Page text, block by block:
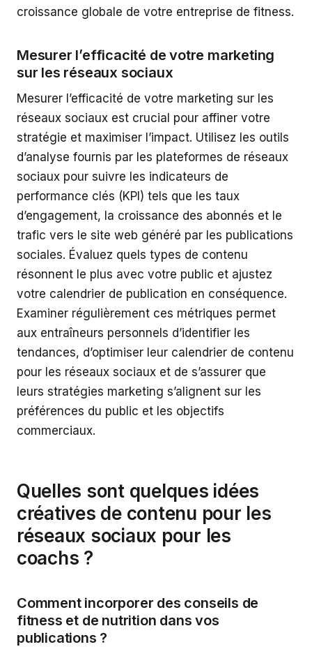
croissance globale de votre entreprise de fitness.
Mesurer l’efficacité de votre marketing
sur les réseaux sociaux
Mesurer l’efficacité de votre marketing sur les
réseaux sociaux est crucial pour affiner votre
stratégie et maximiser l’impact. Utilisez les outils
d’analyse fournis par les plateformes de réseaux
sociaux pour suivre les indicateurs de
performance clés (KPI) tels que les taux
d’engagement, la croissance des abonnés et le
trafic vers le site web généré par les publications
sociales. Évaluez quels types de contenu
résonnent le plus avec votre public et ajustez
votre calendrier de publication en conséquence.
Examiner régulièrement ces métriques permet
aux entraîneurs personnels d’identifier les
tendances, d’optimiser leur calendrier de contenu
pour les réseaux sociaux et de s’assurer que
leurs stratégies marketing s’alignent sur les
préférences du public et les objectifs
commerciaux.
Quelles sont quelques idées
créatives de contenu pour les
réseaux sociaux pour les
coachs ?
Comment incorporer des conseils de
fitness et de nutrition dans vos
publications ?